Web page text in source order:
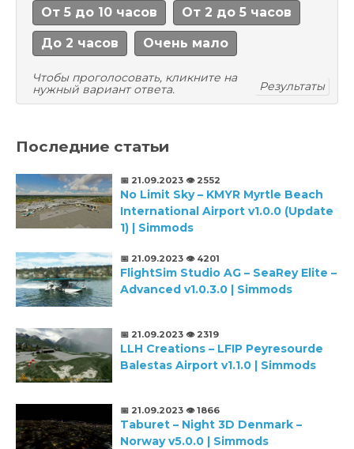
От 5 до 10 часов От 2 до 5 часов
До 2 часов Очень мало
Чтобы проголосовать, кликните на
нужный вариант ответа.
Результаты
Последние статьи
📅 21.09.2023 👁️ 2552
No Limit Sky – KMYR Myrtle Beach
International Airport v1.0.0 (Update
1) | Simmods
📅 21.09.2023 👁️ 4201
FlightSim Studio AG – SeaRey Elite –
Advanced v1.0.3.0 | Simmods
📅 21.09.2023 👁️ 2319
LLH Creations – LFIP Peyresourde
Balestas Airport v1.1.0 | Simmods
📅 21.09.2023 👁️ 1866
Taburet – Night 3D Denmark –
Norway v5.0.0 | Simmods